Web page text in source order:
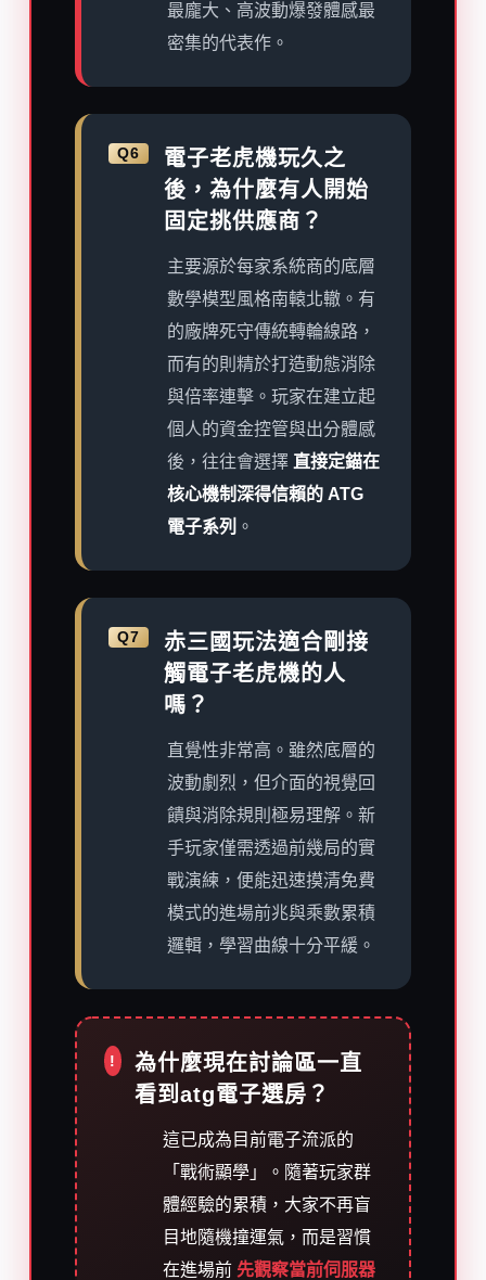
最龐大、高波動爆發體感最
密集的代表作。
Q6
電子老虎機玩久之
後，為什麼有人開始
固定挑供應商？
主要源於每家系統商的底層
數學模型風格南轅北轍。有
的廠牌死守傳統轉輪線路，
而有的則精於打造動態消除
與倍率連擊。玩家在建立起
個人的資金控管與出分體感
後，往往會選擇 直接定錨在
核心機制深得信賴的 ATG
電子系列 。
Q7
赤三國玩法適合剛接
觸電子老虎機的人
嗎？
直覺性非常高。雖然底層的
波動劇烈，但介面的視覺回
饋與消除規則極易理解。新
手玩家僅需透過前幾局的實
戰演練，便能迅速摸清免費
模式的進場前兆與乘數累積
邏輯，學習曲線十分平緩。
!
為什麼現在討論區一直
看到atg電子選房？
這已成為目前電子流派的
「戰術顯學」。隨著玩家群
體經驗的累積，大家不再盲
目地隨機撞運氣，而是習慣
在進場前 先觀察當前伺服器